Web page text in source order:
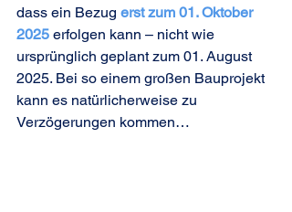
dass ein Bezug erst zum 01. Oktober
2025 erfolgen kann – nicht wie
ursprünglich geplant zum 01. August
2025. Bei so einem großen Bauprojekt
kann es natürlicherweise zu
Verzögerungen kommen…